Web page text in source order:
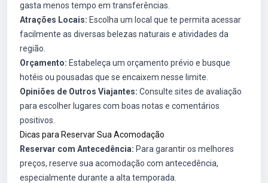
gasta menos tempo em transferências.
Atrações Locais: Escolha um local que te permita acessar
facilmente as diversas belezas naturais e atividades da
região.
Orçamento: Estabeleça um orçamento prévio e busque
hotéis ou pousadas que se encaixem nesse limite.
Opiniões de Outros Viajantes: Consulte sites de avaliação
para escolher lugares com boas notas e comentários
positivos.
Dicas para Reservar Sua Acomodação
Reservar com Antecedência: Para garantir os melhores
preços, reserve sua acomodação com antecedência,
especialmente durante a alta temporada.